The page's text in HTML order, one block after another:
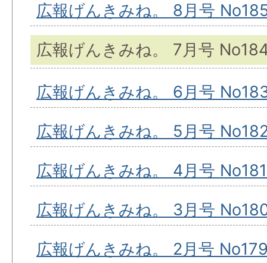
広報げんきみね。 8月号
広報げんきみね。 7月号
広報げんきみね。 6月号
広報げんきみね。 5月号
広報げんきみね。 4月号 No181
広報げんきみね。 3月号
広報げんきみね。 2月号